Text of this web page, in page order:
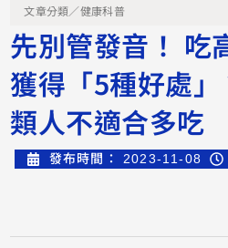
文章分類／健康科普
先別管發音！ 吃
獲得「5種好處
類人不適合多吃
發布時間： 2023-11-08